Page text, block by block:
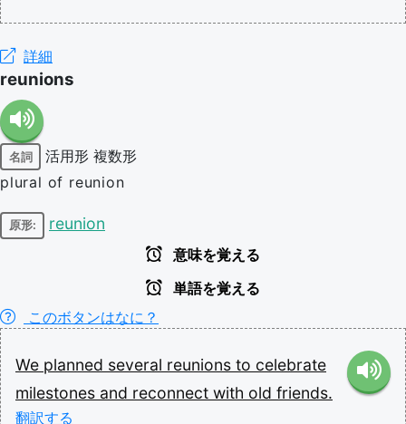
詳細
reunions
名詞 活用形 複数形
plural of reunion
原形: reunion
意味を覚える
単語を覚える
このボタンはなに？
We planned several reunions to celebrate
milestones and reconnect with old friends.
翻訳する